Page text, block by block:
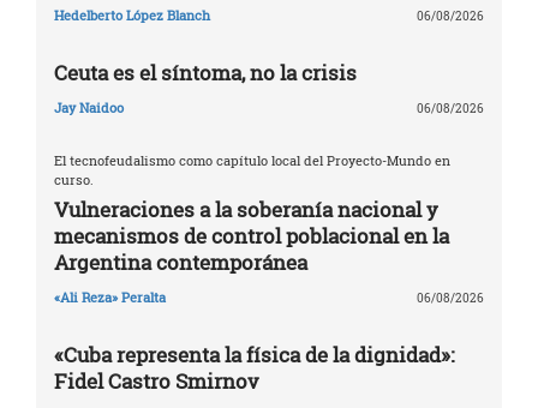
Hedelberto López Blanch 06/08/2026
Ceuta es el síntoma, no la crisis
Jay Naidoo 06/08/2026
El tecnofeudalismo como capítulo local del Proyecto-Mundo en
curso.
Vulneraciones a la soberanía nacional y
mecanismos de control poblacional en la
Argentina contemporánea
«Ali Reza» Peralta 06/08/2026
«Cuba representa la física de la dignidad»:
Fidel Castro Smirnov